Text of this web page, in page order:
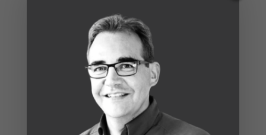
Articles récents
Augmenter le taux de conversion grâce à
l’intelligence artificielle
7 erreurs courantes à éviter lors de la création de
votre site e-commerce